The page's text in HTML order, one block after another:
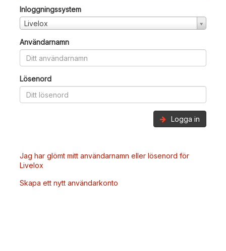
Inloggningssystem
Livelox
Användarnamn
Lösenord
Logga in
Jag har glömt mitt användarnamn eller lösenord för
Livelox
Skapa ett nytt användarkonto